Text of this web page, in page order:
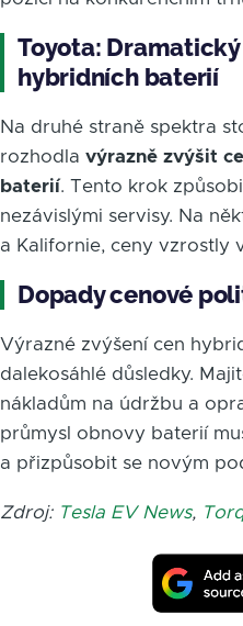
Toyota:
hybridních baterií
Na druhé straně spektra
rozhodla výrazně zvýšit
baterií. Tento krok
nezávislými servisy. Na
a Kalifornie, ceny vzrostly
Dopady cenové
Výrazné zvýšení cen
dalekosáhlé důsledky.
nákladům na údržbu a
průmysl obnovy baterií
a přizpůsobit se novým
Zdroj: Tesla EV News,